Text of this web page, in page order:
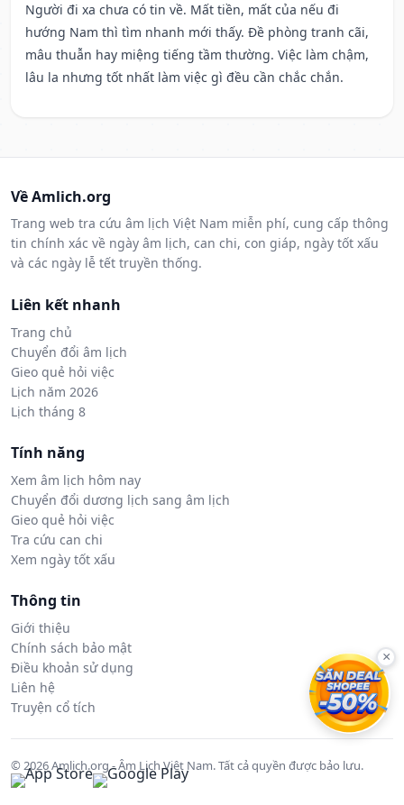
Người đi xa chưa có tin về. Mất tiền, mất của nếu đi
hướng Nam thì tìm nhanh mới thấy. Đề phòng tranh cãi,
mâu thuẫn hay miệng tiếng tầm thường. Việc làm chậm,
lâu la nhưng tốt nhất làm việc gì đều cần chắc chắn.
Về Amlich.org
Trang web tra cứu âm lịch Việt Nam miễn phí, cung cấp thông
tin chính xác về ngày âm lịch, can chi, con giáp, ngày tốt xấu
và các ngày lễ tết truyền thống.
Liên kết nhanh
Trang chủ
Chuyển đổi âm lịch
Gieo quẻ hỏi việc
Lịch năm 2026
Lịch tháng 8
Tính năng
Xem âm lịch hôm nay
Chuyển đổi dương lịch sang âm lịch
Gieo quẻ hỏi việc
Tra cứu can chi
Xem ngày tốt xấu
Thông tin
Giới thiệu
Chính sách bảo mật
Điều khoản sử dụng
Liên hệ
Truyện cổ tích
© 2026 Amlich.org - Âm Lịch Việt Nam. Tất cả quyền được bảo lưu.
×